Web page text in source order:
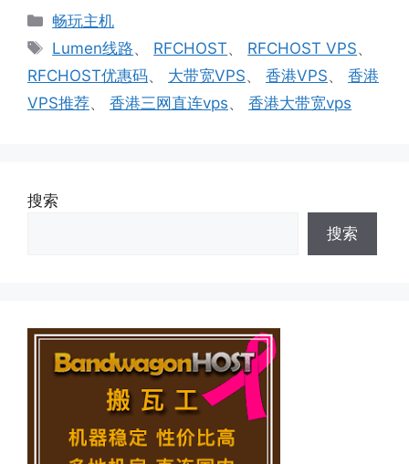
分
类
畅玩主机
标
签
Lumen线路、 RFCHOST、 RFCHOST VPS、
RFCHOST优惠码、 大带宽VPS、 香港VPS、 香港
VPS推荐、 香港三网直连vps、 香港大带宽vps
搜索
搜索